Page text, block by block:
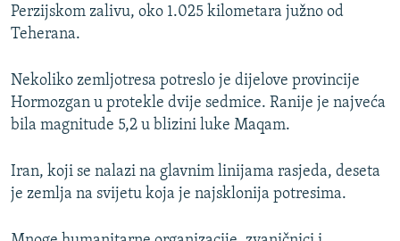
Perzijskom zalivu, oko 1.025 kilometara južno od
Teherana.
Nekoliko zemljotresa potreslo je dijelove provincije
Hormozgan u protekle dvije sedmice. Ranije je najveća
bila magnitude 5,2 u blizini luke Maqam.
Iran, koji se nalazi na glavnim linijama rasjeda, deseta
je zemlja na svijetu koja je najsklonija potresima.